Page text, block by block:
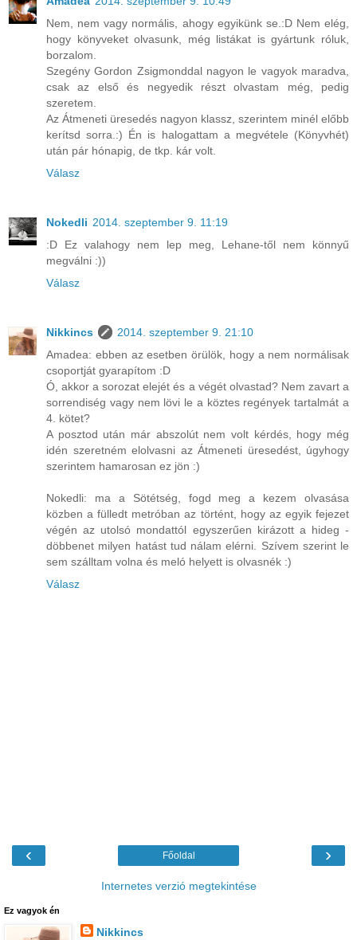
Nem, nem vagy normális, ahogy egyikünk se.:D Nem elég,
hogy könyveket olvasunk, még listákat is gyártunk róluk,
borzalom.
Szegény Gordon Zsigmonddal nagyon le vagyok maradva,
csak az első és negyedik részt olvastam még, pedig
szeretem.
Az Átmeneti üresedés nagyon klassz, szerintem minél előbb
kerítsd sorra.:) Én is halogattam a megvétele (Könyvhét)
után pár hónapig, de tkp. kár volt.
Válasz
Nokedli 2014. szeptember 9. 11:19
:D Ez valahogy nem lep meg, Lehane-től nem könnyű
megválni :))
Válasz
Nikkincs
2014. szeptember 9. 21:10
Amadea: ebben az esetben örülök, hogy a nem normálisak
csoportját gyarapítom :D
Ó, akkor a sorozat elejét és a végét olvastad? Nem zavart a
sorrendiség vagy nem lövi le a köztes regények tartalmát a
4. kötet?
A posztod után már abszolút nem volt kérdés, hogy még
idén szeretném elolvasni az Átmeneti üresedést, úgyhogy
szerintem hamarosan ez jön :)
Nokedli: ma a Sötétség, fogd meg a kezem olvasása
közben a fülledt metróban az történt, hogy az egyik fejezet
végén az utolsó mondattól egyszerűen kirázott a hideg -
döbbenet milyen hatást tud nálam elérni. Szívem szerint le
sem szálltam volna és meló helyett is olvasnék :)
Válasz
‹ ›
Főoldal
Internetes verzió megtekintése
Ez vagyok én
Nikkincs